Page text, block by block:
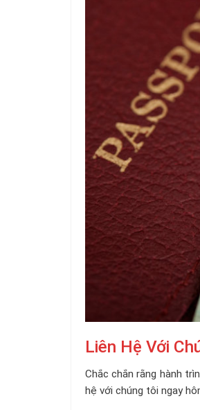
Liên Hệ Với
Chắc chắn rằng hành
hệ với chúng tôi ngay